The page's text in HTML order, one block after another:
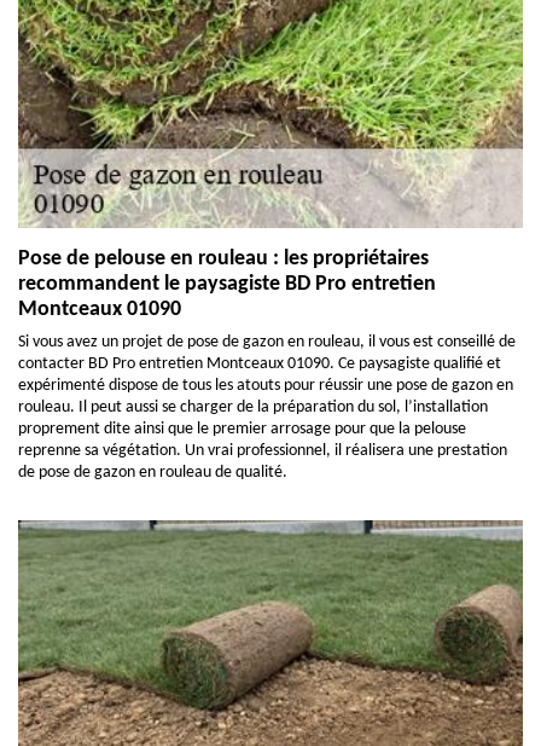
Pose de pelouse en rouleau : les propriétaires
recommandent le paysagiste BD Pro entretien
Montceaux 01090
Si vous avez un projet de pose de gazon en rouleau, il vous est conseillé de
contacter BD Pro entretien Montceaux 01090. Ce paysagiste qualifié et
expérimenté dispose de tous les atouts pour réussir une pose de gazon en
rouleau. Il peut aussi se charger de la préparation du sol, l’installation
proprement dite ainsi que le premier arrosage pour que la pelouse
reprenne sa végétation. Un vrai professionnel, il réalisera une prestation
de pose de gazon en rouleau de qualité.